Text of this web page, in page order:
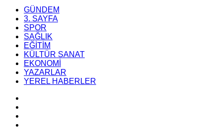
GÜNDEM
3. SAYFA
SPOR
SAĞLIK
EĞİTİM
KÜLTÜR SANAT
EKONOMİ
YAZARLAR
YEREL HABERLER